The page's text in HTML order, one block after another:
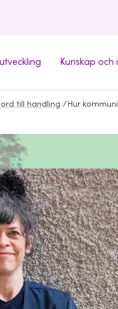
Kunskap och
ord till handling /